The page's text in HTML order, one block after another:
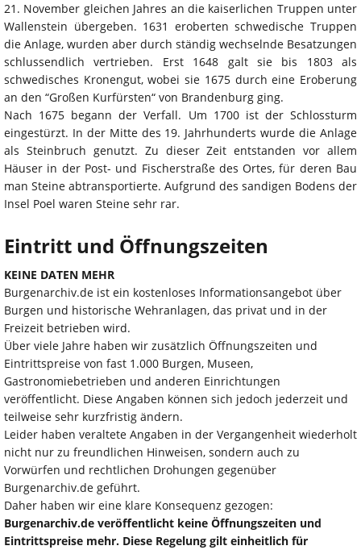
21. November gleichen Jahres an die kaiserlichen Truppen unter
Wallenstein übergeben. 1631 eroberten schwedische Truppen
die Anlage, wurden aber durch ständig wechselnde Besatzungen
schlussendlich vertrieben. Erst 1648 galt sie bis 1803 als
schwedisches Kronengut, wobei sie 1675 durch eine Eroberung
an den “Großen Kurfürsten“ von Brandenburg ging.
Nach 1675 begann der Verfall. Um 1700 ist der Schlossturm
eingestürzt. In der Mitte des 19. Jahrhunderts wurde die Anlage
als Steinbruch genutzt. Zu dieser Zeit entstanden vor allem
Häuser in der Post- und Fischerstraße des Ortes, für deren Bau
man Steine abtransportierte. Aufgrund des sandigen Bodens der
Insel Poel waren Steine sehr rar.
Eintritt und Öffnungszeiten
KEINE DATEN MEHR
Burgenarchiv.de ist ein kostenloses Informationsangebot über
Burgen und historische Wehranlagen, das privat und in der
Freizeit betrieben wird.
Über viele Jahre haben wir zusätzlich Öffnungszeiten und
Eintrittspreise von fast 1.000 Burgen, Museen,
Gastronomiebetrieben und anderen Einrichtungen
veröffentlicht. Diese Angaben können sich jedoch jederzeit und
teilweise sehr kurzfristig ändern.
Leider haben veraltete Angaben in der Vergangenheit wiederholt
nicht nur zu freundlichen Hinweisen, sondern auch zu
Vorwürfen und rechtlichen Drohungen gegenüber
Burgenarchiv.de geführt.
Daher haben wir eine klare Konsequenz gezogen:
Burgenarchiv.de veröffentlicht keine Öffnungszeiten und
Eintrittspreise mehr. Diese Regelung gilt einheitlich für